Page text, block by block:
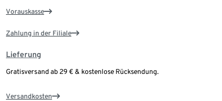
Vorauskasse
Zahlung in der Filiale
Lieferung
Gratisversand ab 29 € & kostenlose Rücksendung.
Versandkosten